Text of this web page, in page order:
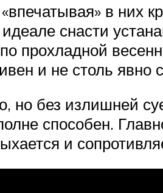
в них
снасти
прохладной
и не столь
но без излишней
способен.
и